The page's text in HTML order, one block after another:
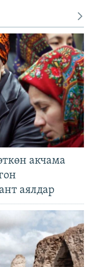
акчама
аялдар